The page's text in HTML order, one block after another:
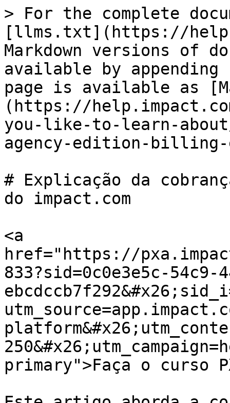
> For the complete
[llms.txt](https://
Markdown versions of
available by
page is available as
(https://
you-like-to-learn-
agency-edition-billing-
# Explicação da
do impact.com
<a
href="https://
833?sid=0c0e3e5c-54c9-
primary">Faça o curso